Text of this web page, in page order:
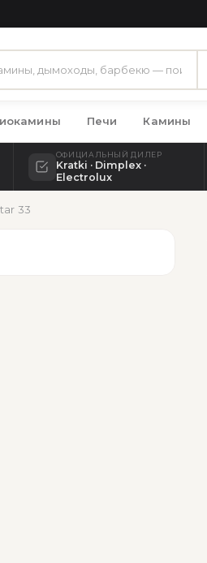
Печи Камины
ОФИЦИАЛЬНЫЙ ДИЛЕР
Kratki · Dimplex ·
Electrolux
33